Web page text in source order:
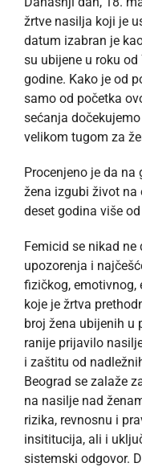
žrtve nasilja koji je
datum izabran je
su ubijene u roku
godine. Kako je od
samo od početka
sećanja
velikom tugom za
Procenjeno je da
žena izgubi život na
deset godina više
Femicid se nikad
upozorenja i
fizičkog, emotivnog,
koje je žrtva
broj žena ubijenih u
ranije prijavilo
i zaštitu od
Beograd se zalaže
na nasilje nad
rizika, revnosnu i
insititucija, ali i
sistemski odgovor.